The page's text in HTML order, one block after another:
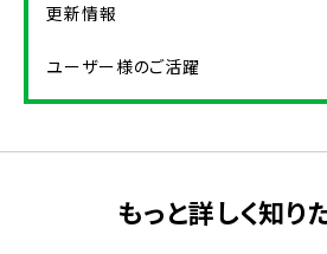
更新情報
ユーザー様のご活躍
もっと詳しく知り